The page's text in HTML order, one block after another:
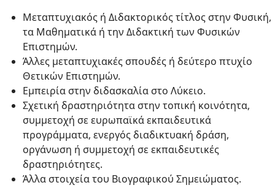
Μεταπτυχιακός ή Διδακτορικός τίτλος στην Φυσική,
τα Μαθηματικά ή την Διδακτική των Φυσικών
Επιστημών.
Άλλες μεταπτυχιακές σπουδές ή δεύτερο πτυχίο
Θετικών Επιστημών.
Εμπειρία στην διδασκαλία στο Λύκειο.
Σχετική δραστηριότητα στην τοπική κοινότητα,
συμμετοχή σε ευρωπαϊκά εκπαιδευτικά
προγράμματα, ενεργός διαδικτυακή δράση,
οργάνωση ή συμμετοχή σε εκπαιδευτικές
δραστηριότητες.
Άλλα στοιχεία του Βιογραφικού Σημειώματος.